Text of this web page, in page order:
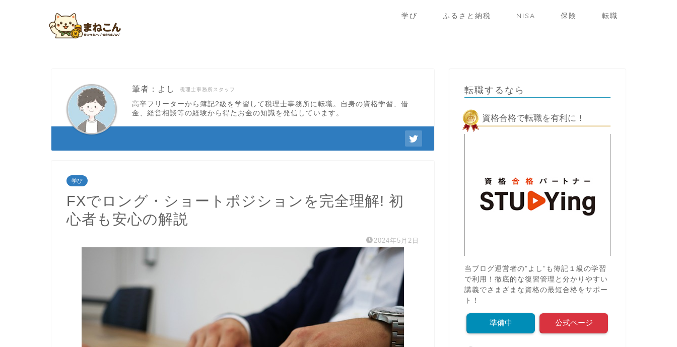
学び ふるさと納税 NISA 保険 転職
税理士事務所スタッフ
筆者：よし
高卒フリーターから簿記2級を学習して税理士事務所に転職。自身の資格学習、借
金、経営相談等の経験から得たお金の知識を発信しています。
学び
FXでロング・ショートポジションを完全理解! 初
心者も安心の解説
2024年5月2日
転職するなら
資格合格で転職を有利に！
当ブログ運営者の”よし”も簿記１級の学習
で利用！徹底的な復習管理と分かりやすい
講義でさまざまな資格の最短合格をサポー
ト！
準備中 公式ページ